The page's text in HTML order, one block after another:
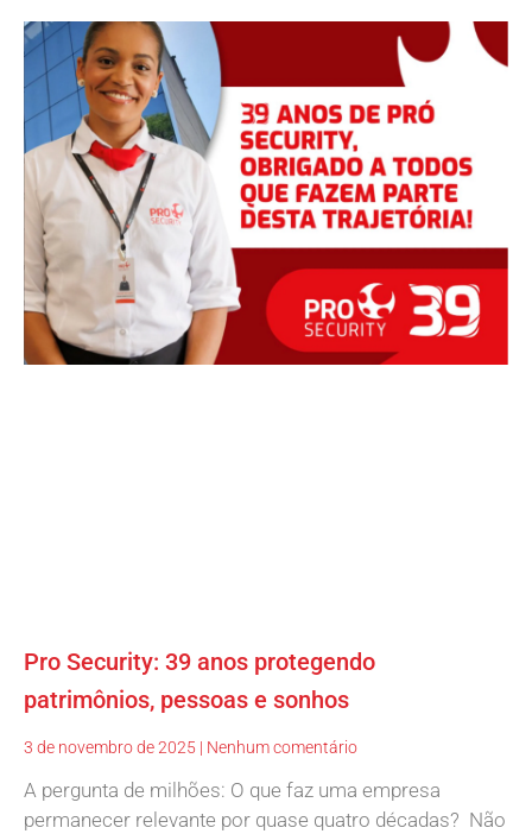
Pro Security: 39 anos protegendo
patrimônios, pessoas e sonhos
3 de novembro de 2025 Nenhum comentário
A pergunta de milhões: O que faz uma empresa
permanecer relevante por quase quatro décadas? Não